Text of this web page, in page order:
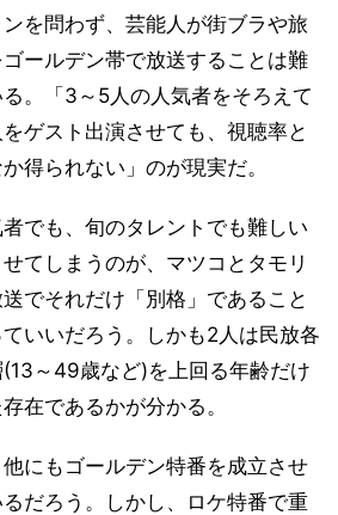
を問わず、芸能人が街ブラや旅
ールデン帯で放送することは難
。「3～5人の人気者をそろえて
ゲスト出演させても、視聴率と
得られない」のが現実だ。
でも、旬のタレントでも難しい
てしまうのが、マツコとタモリ
でそれだけ「別格」であること
いいだろう。しかも2人は民放各
～49歳など)を上回る年齢だけ
在であるかが分かる。
にもゴールデン特番を成立させ
だろう。しかし、ロケ特番で重